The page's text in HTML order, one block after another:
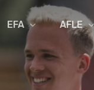
EFA AFLE